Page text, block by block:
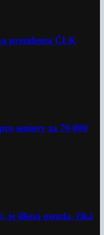
prezidenta ČLK
seniory za 70 000
je šílená ostuda, říká